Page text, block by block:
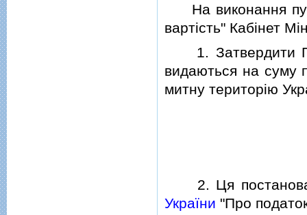
На виконання
вартiсть" Кабiнет
1. Затвердити
видаються на суму
митну територiю
2. Ця постанова
України "Про